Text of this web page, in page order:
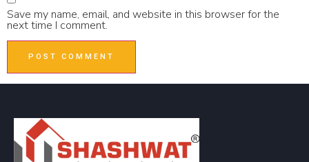
Save my name, email, and website in this browser for the
next time I comment.